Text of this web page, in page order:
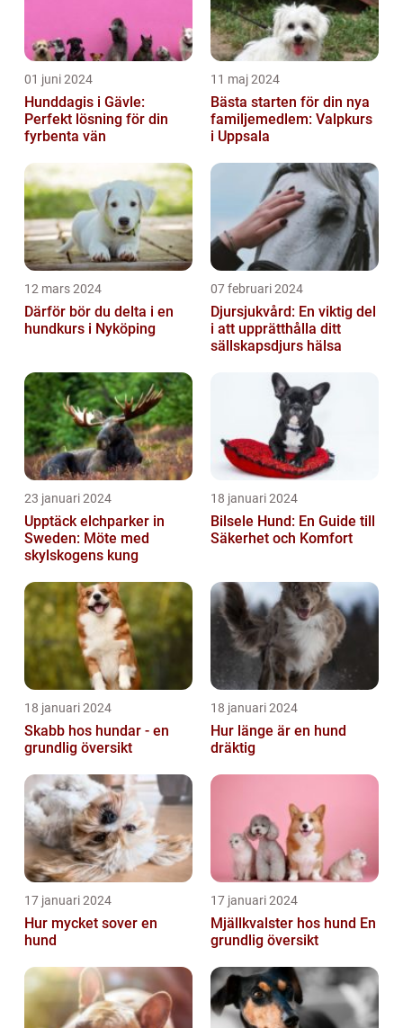
01 juni 2024
Hunddagis i Gävle:
Perfekt lösning för din
fyrbenta vän
11 maj 2024
Bästa starten för din nya
familjemedlem: Valpkurs
i Uppsala
12 mars 2024
Därför bör du delta i en
hundkurs i Nyköping
07 februari 2024
Djursjukvård: En viktig del
i att upprätthålla ditt
sällskapsdjurs hälsa
23 januari 2024
Upptäck elchparker in
Sweden: Möte med
skylskogens kung
18 januari 2024
Bilsele Hund: En Guide till
Säkerhet och Komfort
18 januari 2024
Skabb hos hundar - en
grundlig översikt
18 januari 2024
Hur länge är en hund
dräktig
17 januari 2024
Hur mycket sover en
hund
17 januari 2024
Mjällkvalster hos hund En
grundlig översikt